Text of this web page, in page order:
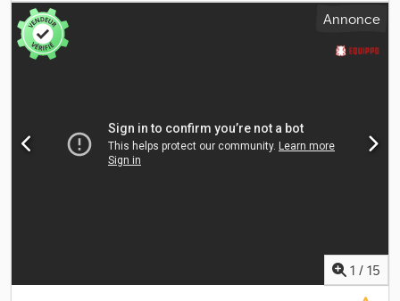
longueur de l'espace de chargement:
, largeur de
l’espace de chargement:
chargement:
000 km Cedpfx Acoyy T Hqelsrf ÉQUIPEMENTS : • ABS • VITRES
ÉLECTRIQUES • DIRECTION ASSISTÉE • FREIN MOTEUR •
TACHYGRAPHE • CLIMATISATION BENNE : 510 x 235 x 100 cm (L x l x
KUBA - POLSKI, ENGLISH, DEUTSCH, ITALIANO SEBASTIAN -
POLSKI, DEUTSCH, ITALIANO, ????? LASZLO - MAGYAR COSTEL -
Annonce
1 / 15